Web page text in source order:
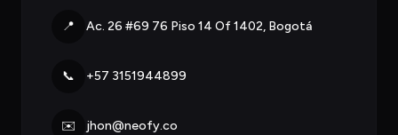
📍 Ac. 26 #69 76 Piso 14 Of 1402, Bogotá
📞 +57 3151944899
✉️ jhon@neofy.co